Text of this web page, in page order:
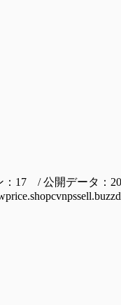
：17 / 公開データ